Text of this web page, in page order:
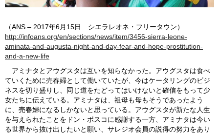
（ANS – 2017年6月15日 シエラレオネ・フリータウン）
http://infoans.org/en/sections/news/item/3456-sierra-leone-
aminata-and-augusta-night-and-day-fear-and-hope-prostitution-
and-a-new-life
アミナタとアウグスタは互いを知らなかった。アウグスタは食べ
ていくために売春婦として働いていたが、今はケータリングのビジ
ネスを切り盛りし、同じ道をたどってはいけないと確信をもって少
女たちに伝えている。アミナタは、祖母も母もそうであったよう
に、売春婦になるしかないと思っている。アウグスタが新たな人生
を与えられたことをドン・ボスコに感謝する一方、アミナタは今い
る世界から抜け出したいと願い、サレジオ会員の説得の努力をあり